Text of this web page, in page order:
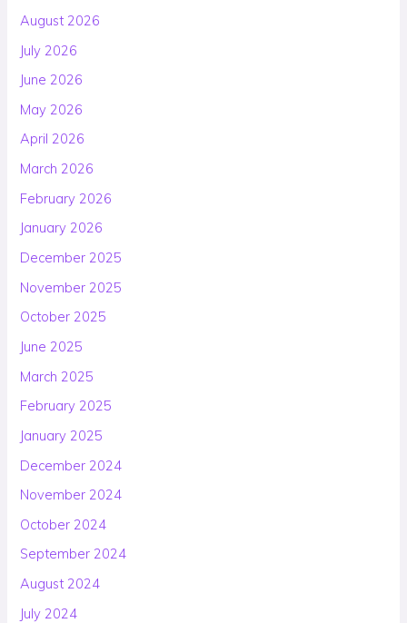
August 2026
July 2026
June 2026
May 2026
April 2026
March 2026
February 2026
January 2026
December 2025
November 2025
October 2025
June 2025
March 2025
February 2025
January 2025
December 2024
November 2024
October 2024
September 2024
August 2024
July 2024